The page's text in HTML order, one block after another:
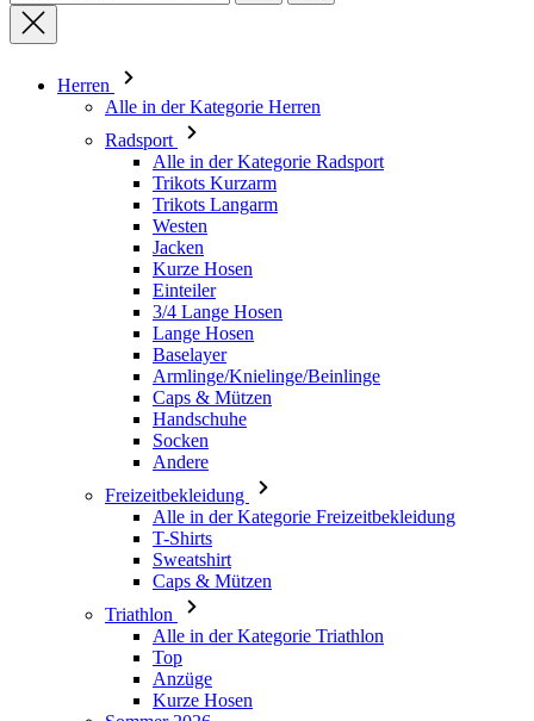
Alle in der Kategorie Herren
Trikots Langarm
Westen
Jacken
Kurze Hosen
Einteiler
3/4 Lange Hosen
Lange Hosen
Baselayer
Armlinge/Knielinge/Beinlinge
Caps & Mützen
Handschuhe
Socken
Andere
Freizeitbekleidung
Alle in der Kategorie Freizeitbekleidung
T-Shirts
Sweatshirt
Caps & Mützen
Triathlon
Alle in der Kategorie Triathlon
Top
Anzüge
Kurze Hosen
Sommer 2026
Team-Repliken
Special Editions
Ausverkauf
Geschenkgutscheine